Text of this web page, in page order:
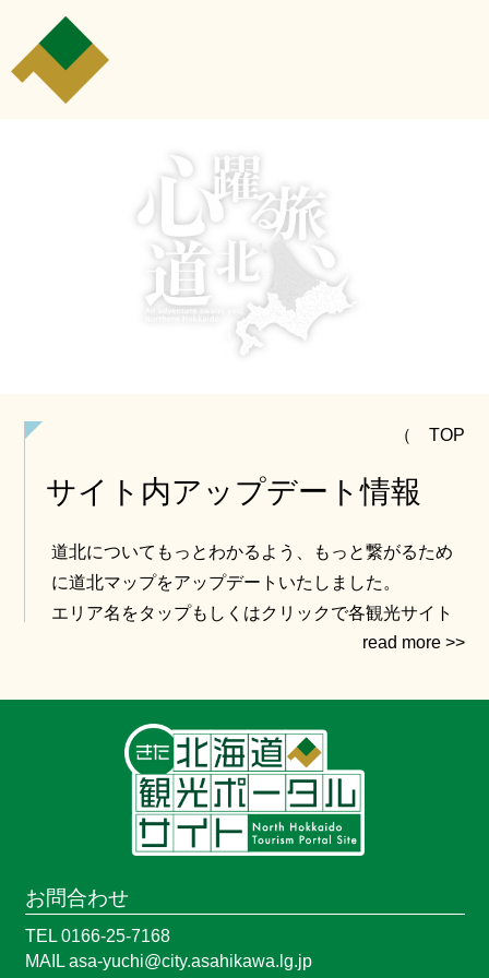
（ TOP
サイト内アップデート情報
道北についてもっとわかるよう、もっと繋がるため
に道北マップをアップデートいたしました。
エリア名をタップもしくはクリックで各観光サイト
お問合わせ
TEL 0166-25-7168
MAIL asa-yuchi@city.asahikawa.lg.jp